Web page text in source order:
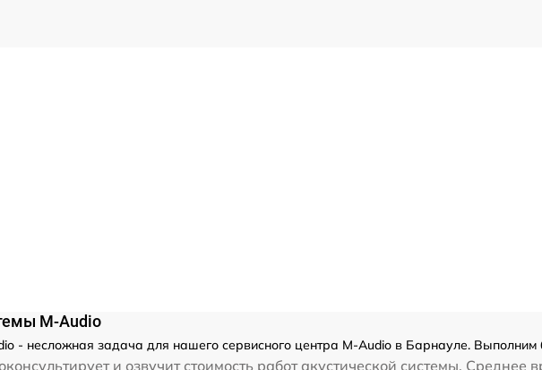
M-Audio
- несложная задача для нашего сервисного центра M-Audio в Барнауле. Выполним
и озвучит стоимость работ акустической системы. Среднее